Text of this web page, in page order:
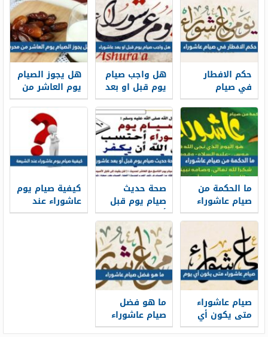
حكم الافطار
في صيام
عاشوراء
هل واجب صيام
يوم قبل او بعد
عاشوراء
هل يجوز الصيام
يوم العاشر من
محرم
ما الحكمة من
صيام عاشوراء
صحة حديث
صيام يوم قبل
أو بعد عاشوراء
كيفية صيام يوم
عاشوراء عند
الشيعة
صيام عاشوراء
متى يكون أي
يوم
ما هو فضل
صيام عاشوراء